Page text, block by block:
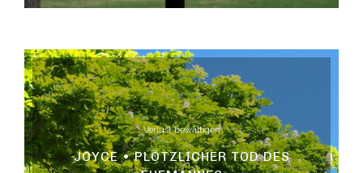
Verlust bewältigen
JOYCE • PLÖTZLICHER TOD DES